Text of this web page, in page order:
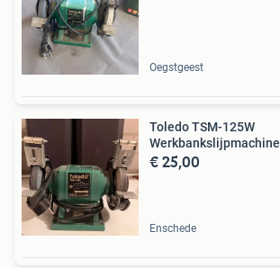
Oegstgeest
Toledo TSM-125W
Werkbankslijpmachine
€ 25,00
Enschede